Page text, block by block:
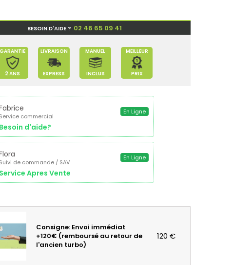
BESOIN D'AIDE ? 02 46 65 09 41
GARANTIE
2 ANS
LIVRAISON
EXPRESS
MANUEL
INCLUS
MEILLEUR
PRIX
Service commercial
Besoin d'aide?
En Ligne
Suivi de commande / SAV
Service Apres Vente
En Ligne
Consigne: Envoi immédiat
+120€ (remboursé au retour de
l'ancien turbo)
120 €